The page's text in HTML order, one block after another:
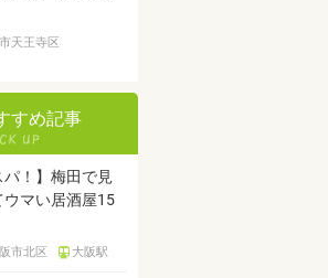
天王寺区
すめ記事
パ！】梅田で見
マい居酒屋15
市北区 大阪駅